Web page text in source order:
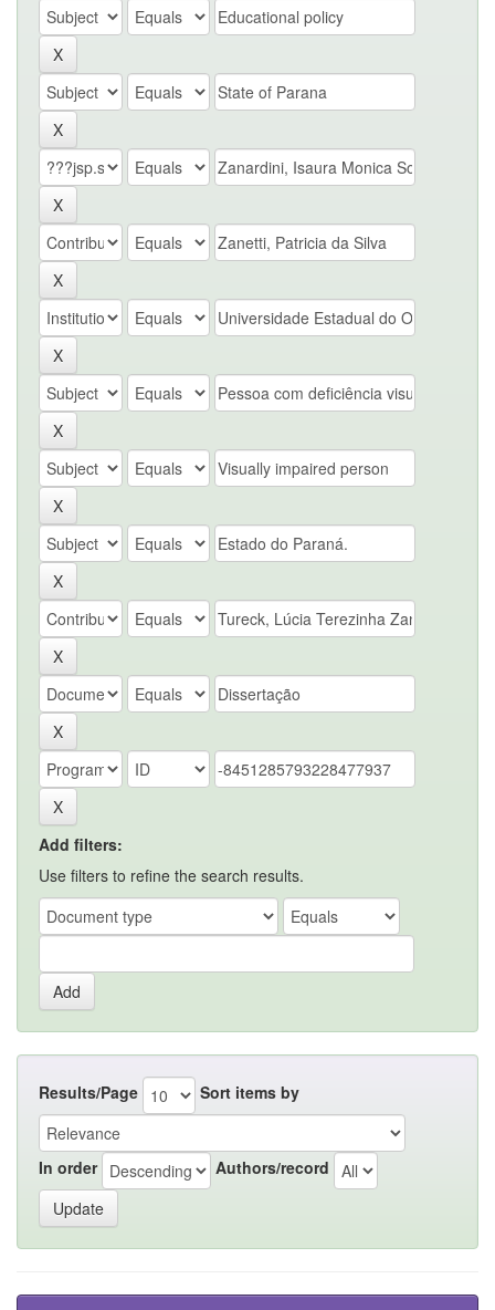
Add filters:
Use filters to refine the search results.
Results/Page Sort items by
In order Authors/record